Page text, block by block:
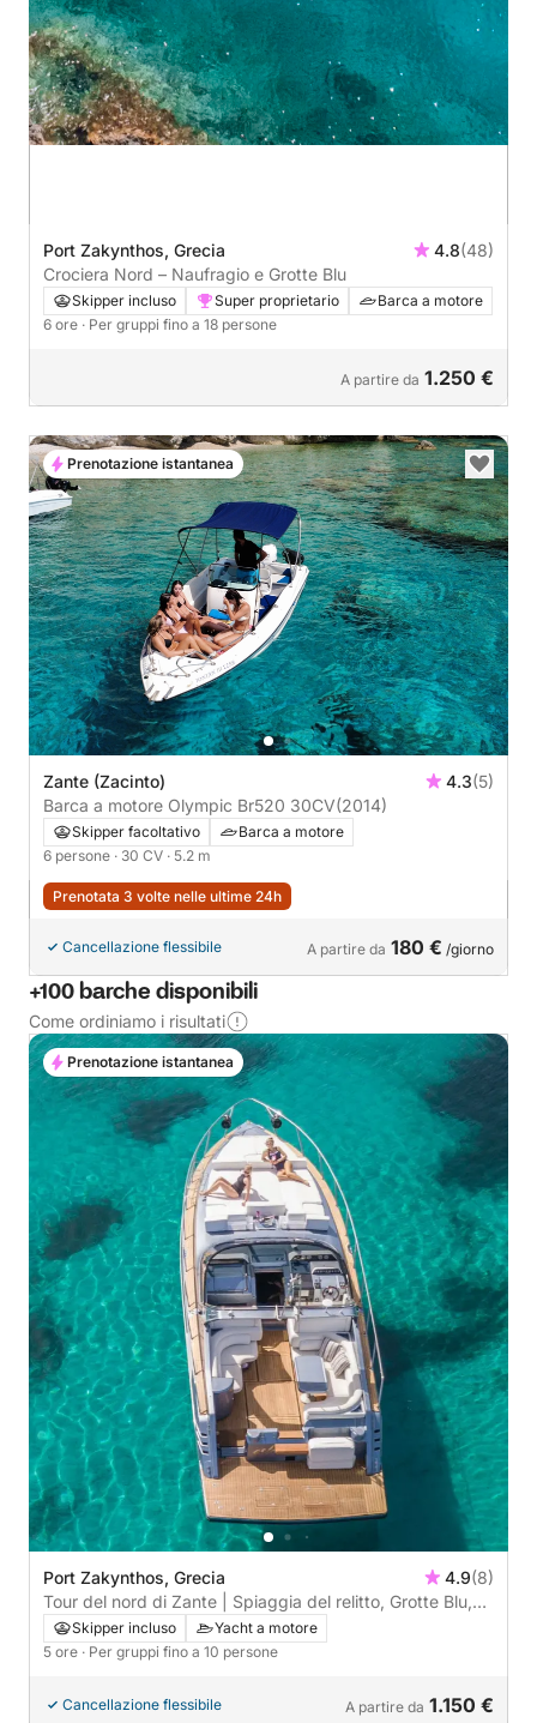
Port Zakynthos, Grecia 4.8(48)
Crociera Nord – Naufragio e Grotte Blu
Skipper incluso Super proprietario
Barca a motore
6 ore · Per gruppi fino a 18 persone
A partire da 1.250 €
Zante (Zacinto) 4.3(5)
Barca a motore Olympic Br520 30CV(2014)
Skipper facoltativo
Barca a motore
6 persone · 30 CV · 5.2 m
Prenotata 3 volte nelle ultime 24h
Cancellazione flessibile A partire da 180 € /giorno
Prenotazione istantanea
+100 barche disponibili
Come ordiniamo i risultati
Port Zakynthos, Grecia 4.9(8)
Tour del nord di Zante | Spiaggia del relitto, Grotte Blu,
XygiaSkipper incluso
Yacht a motore
5 ore · Per gruppi fino a 10 persone
Cancellazione flessibile A partire da 1.150 €
Prenotazione istantanea